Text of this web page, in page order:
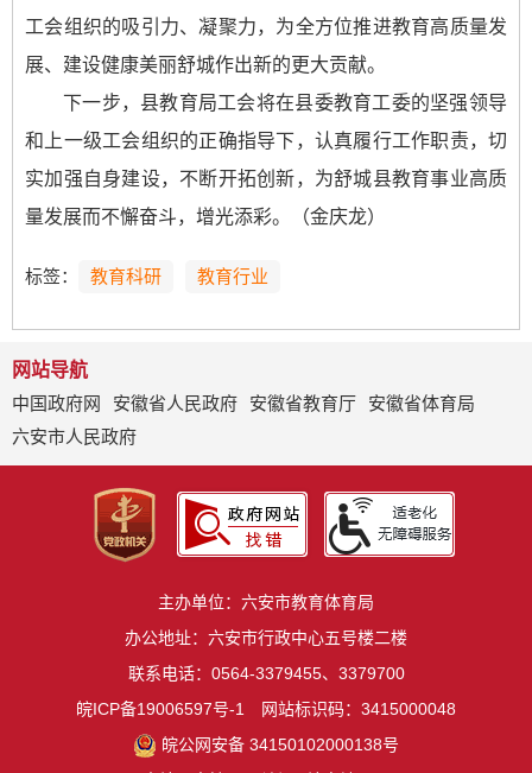
工会组织的吸引力、凝聚力，为全方位推进教育高质量发
展、建设健康美丽舒城作出新的更大贡献。
下一步，县教育局工会将在县委教育工委的坚强领导
和上一级工会组织的正确指导下，认真履行工作职责，切
实加强自身建设，不断开拓创新，为舒城县教育事业高质
量发展而不懈奋斗，增光添彩。（金庆龙）
标签： 教育科研 教育行业
网站导航
中国政府网
安徽省人民政府 安徽省教育厅
安徽省体育局
六安市人民政府
主办单位：六安市教育体育局
办公地址：六安市行政中心五号楼二楼
联系电话：0564-3379455、3379700
皖ICP备19006597号-1
网站标识码：3415000048
皖公网安备 34150102000138号